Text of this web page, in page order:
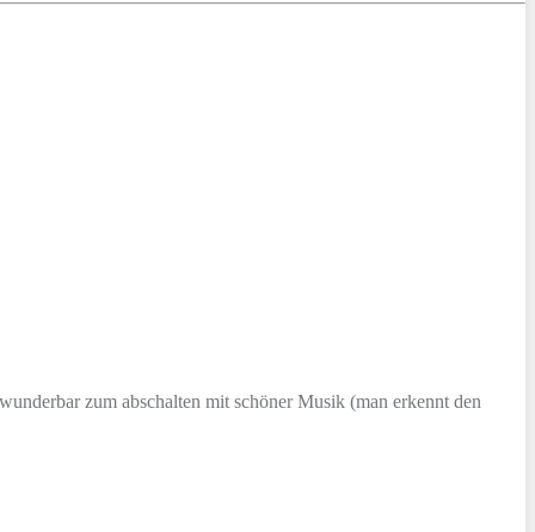
zum abschalten mit schöner Musik (man erkennt den